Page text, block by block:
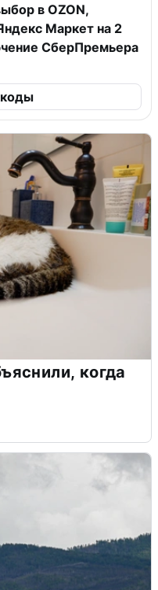
в OZON,
Маркет на 2
СберПремьера
когда